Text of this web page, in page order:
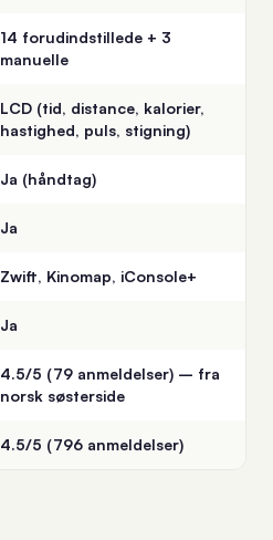
14 forudindstillede + 3
manuelle
LCD (tid, distance, kalorier,
hastighed, puls, stigning)
Ja (håndtag)
Ja
Zwift, Kinomap, iConsole+
Ja
4.5/5 (79 anmeldelser) – fra
norsk søsterside
4.5/5 (796 anmeldelser)